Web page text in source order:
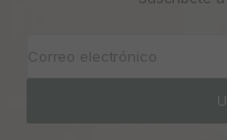
Correo electrónico